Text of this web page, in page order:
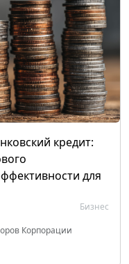
кредит:
для
Бизнес
Корпорации